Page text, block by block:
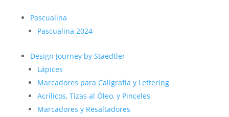
Pascualina
Pascualina 2024
Design Journey by Staedtler
Lápices
Marcadores para Caligrafía y Lettering
Acrílicos, Tizas al Óleo, y Pinceles
Marcadores y Resaltadores